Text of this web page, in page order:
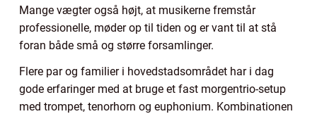
Mange vægter også højt, at musikerne fremstår
professionelle, møder op til tiden og er vant til at stå
foran både små og større forsamlinger.
Flere par og familier i hovedstadsområdet har i dag
gode erfaringer med at bruge et fast morgentrio-setup
med trompet, tenorhorn og euphonium. Kombinationen